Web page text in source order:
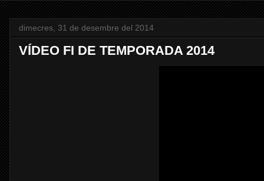
dimecres, 31 de desembre del 2014
VÍDEO FI DE TEMPORADA 2014